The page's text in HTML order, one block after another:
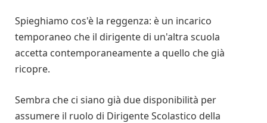
Spieghiamo cos'è la reggenza: è un incarico
temporaneo che il dirigente di un'altra scuola
accetta contemporaneamente a quello che già
ricopre.
Sembra che ci siano già due disponibilità per
assumere il ruolo di Dirigente Scolastico della